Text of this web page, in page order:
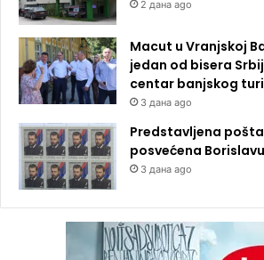
2 дана ago
Macut u Vranjskoj
jedan od bisera
centar banjskog
3 дана ago
Predstavljena
posvećena
3 дана ago